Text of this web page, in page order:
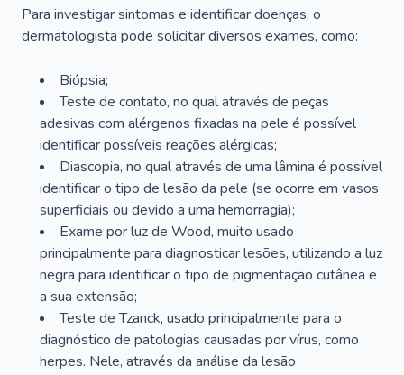
Para investigar sintomas e identificar doenças, o
dermatologista pode solicitar diversos exames, como:
Biópsia;
Teste de contato, no qual através de peças
adesivas com alérgenos fixadas na pele é possível
identificar possíveis reações alérgicas;
Diascopia, no qual através de uma lâmina é possível
identificar o tipo de lesão da pele (se ocorre em vasos
superficiais ou devido a uma hemorragia);
Exame por luz de Wood, muito usado
principalmente para diagnosticar lesões, utilizando a luz
negra para identificar o tipo de pigmentação cutânea e
a sua extensão;
Teste de Tzanck, usado principalmente para o
diagnóstico de patologias causadas por vírus, como
herpes. Nele, através da análise da lesão